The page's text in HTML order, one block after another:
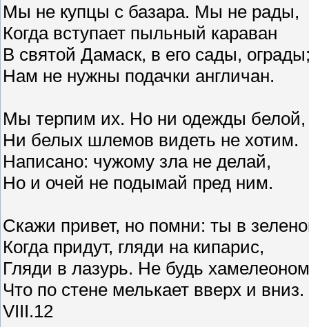
Мы не купцы с базара. Мы не рады,
Когда вступает пыльный караван
В святой Дамаск, в его сады,
Нам не нужны подачки англичан.
Мы терпим их. Но ни одежды белой,
Ни белых шлемов видеть не хотим.
Написано: чужому зла не делай,
Но и очей не подымай пред ним.
Скажи привет, но помни: ты в
Когда придут, гляди на кипарис,
Гляди в лазурь. Не будь
Что по стене мелькает вверх и вниз.
VIII.12